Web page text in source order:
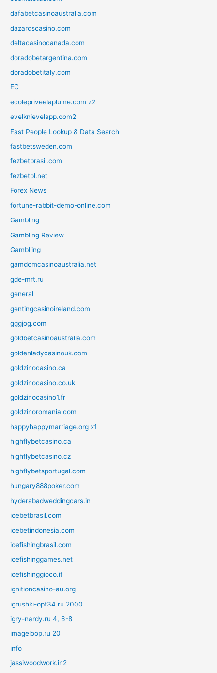
dafabetcasinoaustralia.com
dazardscasino.com
deltacasinocanada.com
doradobetargentina.com
doradobetitaly.com
EC
ecolepriveelaplume.com z2
evelknievelapp.com2
Fast People Lookup & Data Search
fastbetsweden.com
fezbetbrasil.com
fezbetpl.net
Forex News
fortune-rabbit-demo-online.com
Gambling
Gambling Review
Gamblling
gamdomcasinoaustralia.net
gde-mrt.ru
general
gentingcasinoireland.com
gggjog.com
goldbetcasinoaustralia.com
goldenladycasinouk.com
goldzinocasino.ca
goldzinocasino.co.uk
goldzinocasino1.fr
goldzinoromania.com
happyhappymarriage.org x1
highflybetcasino.ca
highflybetcasino.cz
highflybetsportugal.com
hungary888poker.com
hyderabadweddingcars.in
icebetbrasil.com
icebetindonesia.com
icefishingbrasil.com
icefishinggames.net
icefishinggioco.it
ignitioncasino-au.org
igrushki-opt34.ru 2000
igry-nardy.ru 4, 6-8
imageloop.ru 20
info
jassiwoodwork.in2